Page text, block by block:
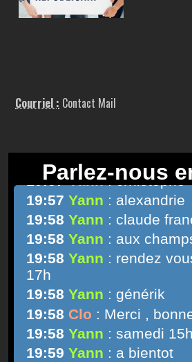
Courriel : Contact Mail